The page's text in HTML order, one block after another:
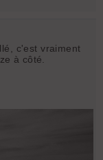
c'est vraiment
à côté.